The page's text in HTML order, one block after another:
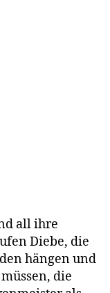
all ihre
Diebe, die
hängen und
die